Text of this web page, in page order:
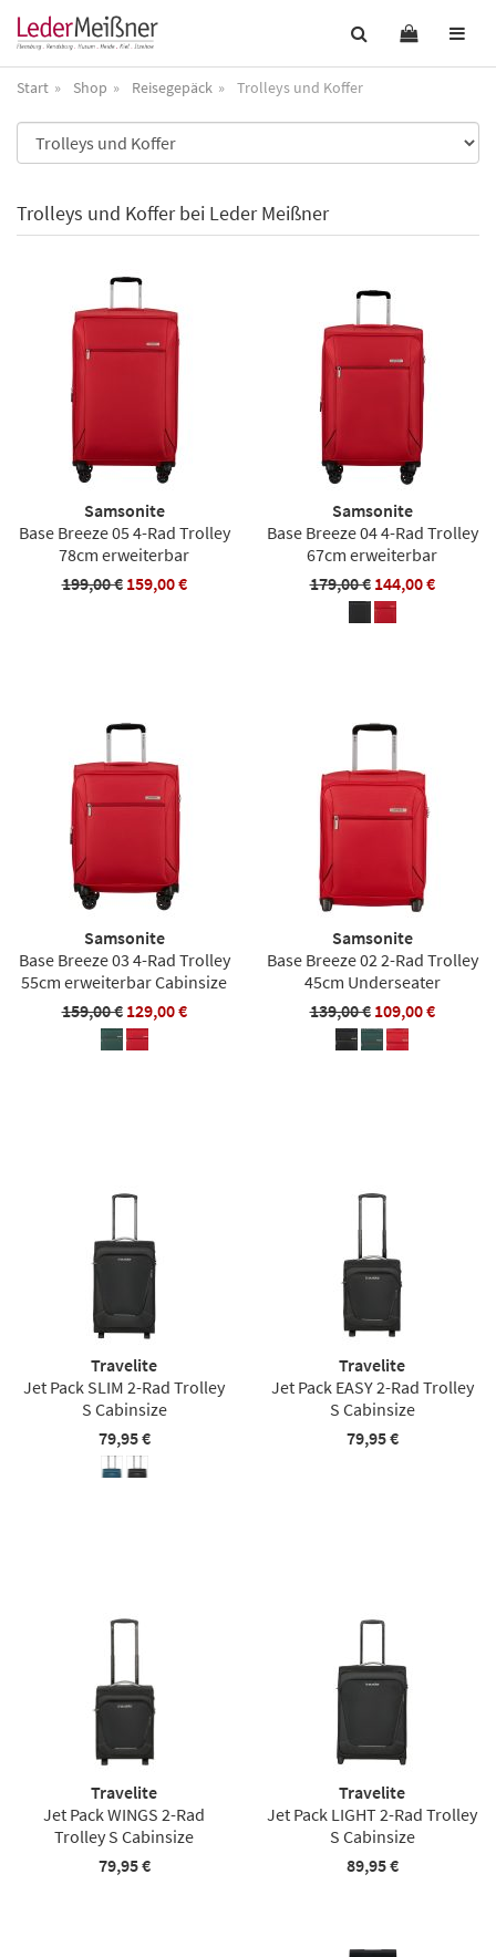
Start Shop Reisegepäck Trolleys und Koffer
Trolleys und Koffer bei Leder Meißner
Samsonite
Base Breeze 05 4-Rad Trolley
78cm erweiterbar
199,00 € 159,00 €
Samsonite
Base Breeze 04 4-Rad Trolley
67cm erweiterbar
179,00 € 144,00 €
Samsonite
Base Breeze 03 4-Rad Trolley
55cm erweiterbar Cabinsize
159,00 € 129,00 €
Samsonite
Base Breeze 02 2-Rad Trolley
45cm Underseater
139,00 € 109,00 €
Travelite
Jet Pack SLIM 2-Rad Trolley
S Cabinsize
79,95 €
Travelite
Jet Pack EASY 2-Rad Trolley
S Cabinsize
79,95 €
Travelite
Jet Pack WINGS 2-Rad
Trolley S Cabinsize
79,95 €
Travelite
Jet Pack LIGHT 2-Rad Trolley
S Cabinsize
89,95 €